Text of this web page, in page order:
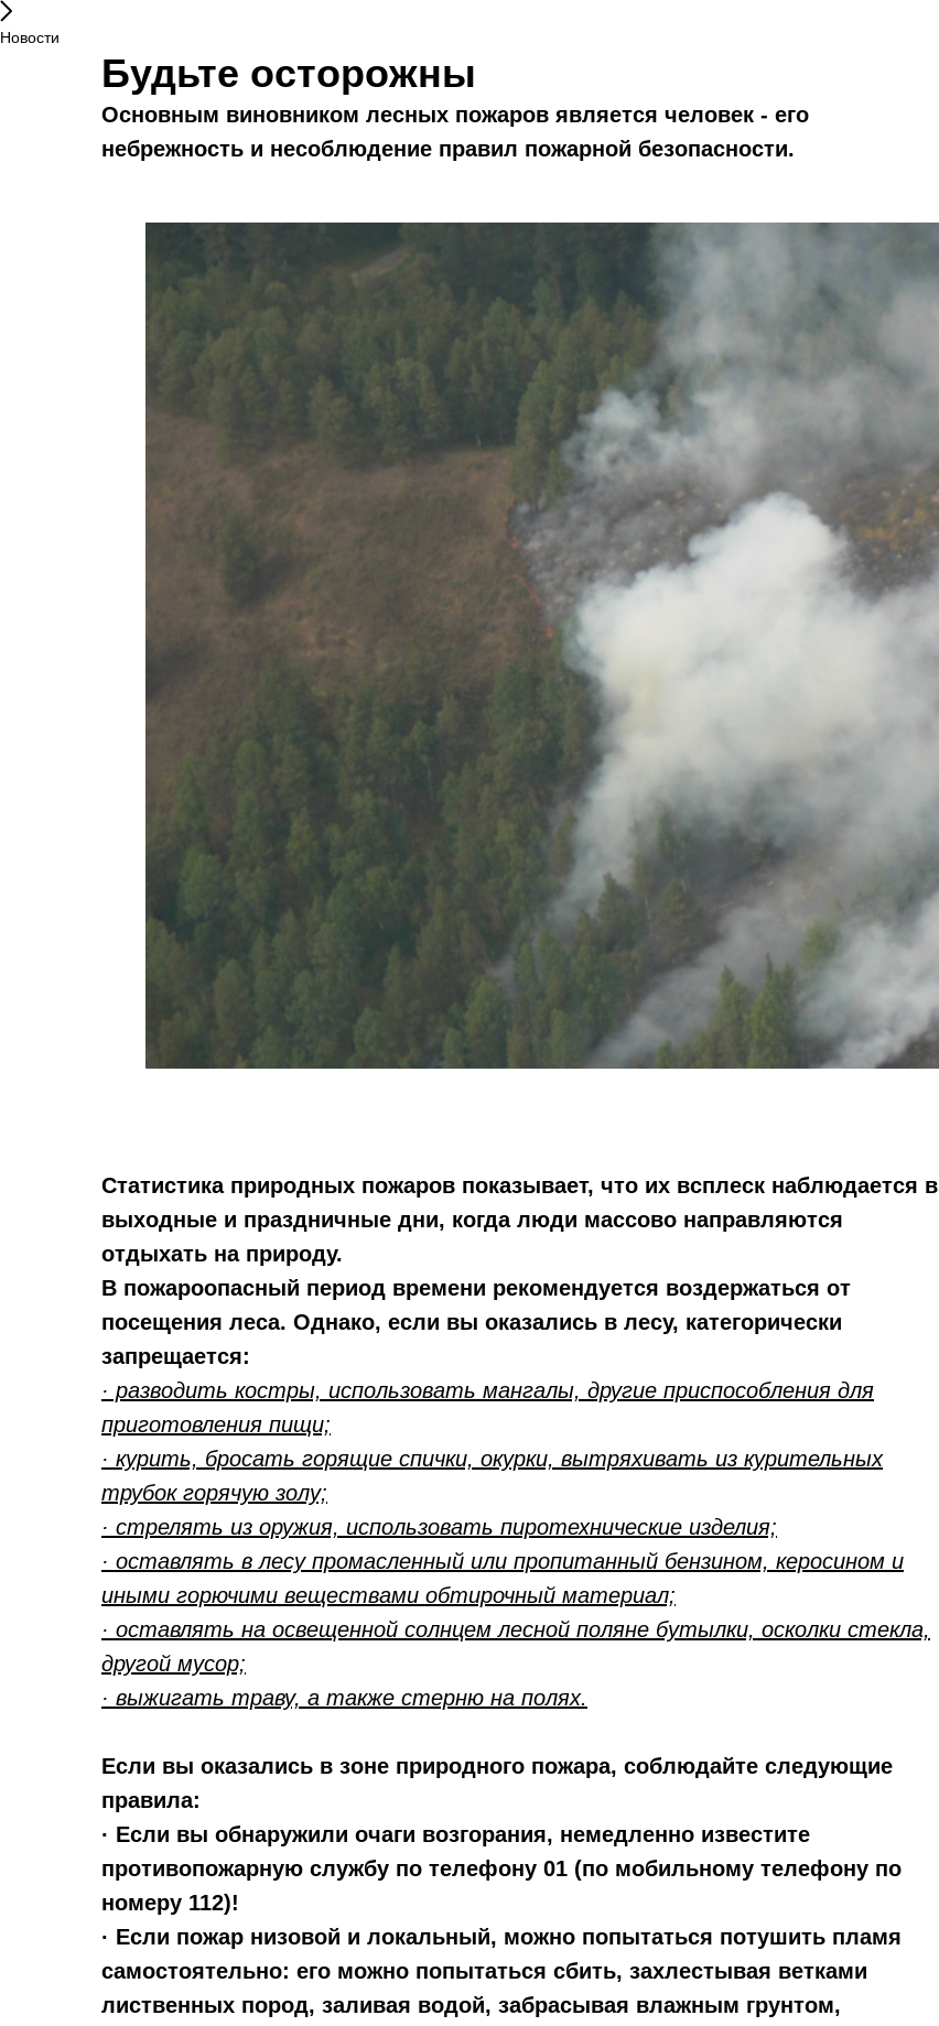
Новости
Будьте осторожны
Основным виновником лесных пожаров является человек - его
небрежность и несоблюдение правил пожарной безопасности.
Статистика природных пожаров показывает, что их всплеск наблюдается в
выходные и праздничные дни, когда люди массово направляются
отдыхать на природу.
В пожароопасный период времени рекомендуется воздержаться от
посещения леса. Однако, если вы оказались в лесу, категорически
запрещается:
· разводить костры, использовать мангалы, другие приспособления для
приготовления пищи;
· курить, бросать горящие спички, окурки, вытряхивать из курительных
трубок горячую золу;
· стрелять из оружия, использовать пиротехнические изделия;
· оставлять в лесу промасленный или пропитанный бензином, керосином и
иными горючими веществами обтирочный материал;
· оставлять на освещенной солнцем лесной поляне бутылки, осколки стекла,
другой мусор;
· выжигать траву, а также стерню на полях.
Если вы оказались в зоне природного пожара, соблюдайте следующие
правила:
· Если вы обнаружили очаги возгорания, немедленно известите
противопожарную службу по телефону 01 (по мобильному телефону по
номеру 112)!
· Если пожар низовой и локальный, можно попытаться потушить пламя
самостоятельно: его можно попытаться сбить, захлестывая ветками
лиственных пород, заливая водой, забрасывая влажным грунтом,